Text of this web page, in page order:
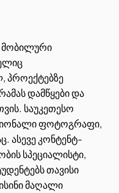
მობილური
პროექტებზე
დამწყები და
საუკეთესო
ფოტოგრაფი,
ასევე კონტენტ-
სპეციალისტი,
თავისი
მაღალი